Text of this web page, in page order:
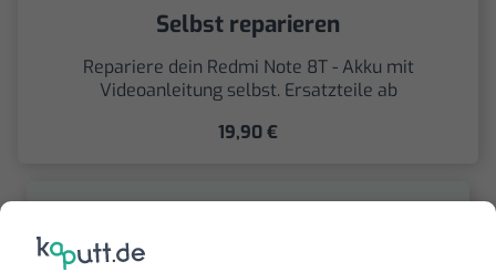
Selbst reparieren
Repariere dein Redmi Note 8T - Akku mit
Videoanleitung selbst. Ersatzteile ab
19,90 €